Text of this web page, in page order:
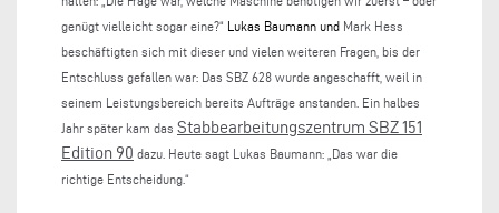
genügt vielleicht sogar eine?“ Lukas Baumann und Mark Hess
beschäftigten sich mit dieser und vielen weiteren Fragen, bis der
Entschluss gefallen war: Das SBZ 628 wurde angeschafft, weil in
seinem Leistungsbereich bereits Aufträge anstanden. Ein halbes
Jahr später kam das Stabbearbeitungszentrum SBZ 151
Edition 90 dazu. Heute sagt Lukas Baumann: „Das war die
richtige Entscheidung.“